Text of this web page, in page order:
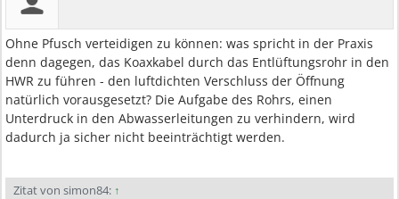
Ohne Pfusch verteidigen zu können: was spricht in der Praxis
denn dagegen, das Koaxkabel durch das Entlüftungsrohr in den
HWR zu führen - den luftdichten Verschluss der Öffnung
natürlich vorausgesetzt? Die Aufgabe des Rohrs, einen
Unterdruck in den Abwasserleitungen zu verhindern, wird
dadurch ja sicher nicht beeinträchtigt werden.
Zitat von simon84: ↑